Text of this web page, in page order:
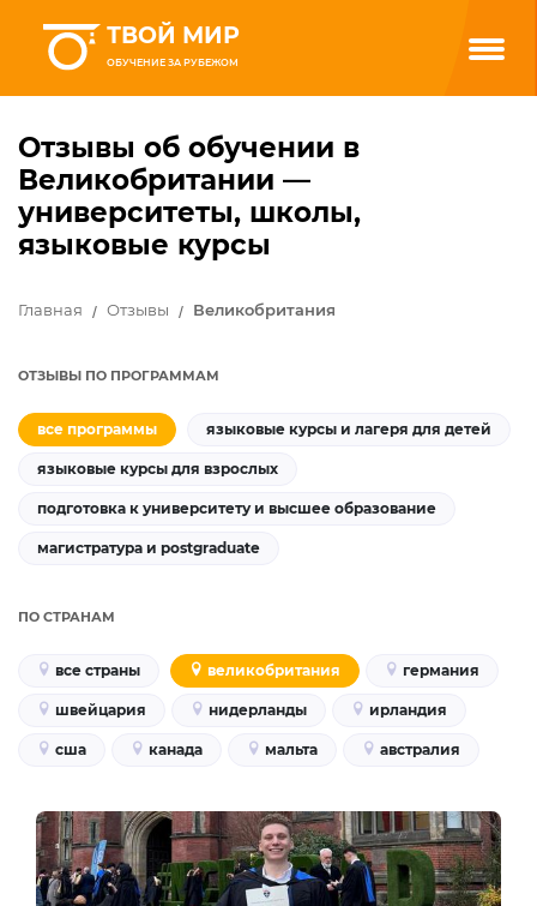
ТВОЙ МИР
ОБУЧЕНИЕ ЗА РУБЕЖОМ
Отзывы об обучении в
Великобритании —
университеты, школы,
языковые курсы
Главная Отзывы Великобритания
ОТЗЫВЫ ПО ПРОГРАММАМ
все программы языковые курсы и лагеря для детей
языковые курсы для взрослых
подготовка к университету и высшее образование
магистратура и postgraduate
ПО СТРАНАМ
все страны великобритания германия
швейцария нидерланды ирландия
сша канада мальта австралия